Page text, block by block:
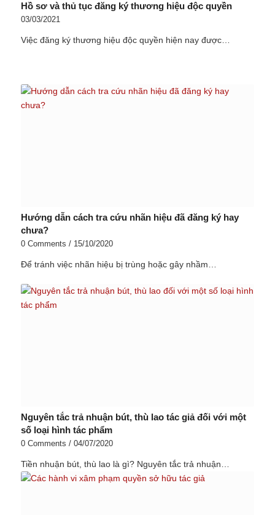
Hồ sơ và thủ tục đăng ký thương hiệu độc quyền
03/03/2021
Việc đăng ký thương hiệu độc quyền hiện nay được…
Hướng dẫn cách tra cứu nhãn hiệu đã đăng ký hay
chưa?
0 Comments / 15/10/2020
Để tránh việc nhãn hiệu bị trùng hoặc gây nhầm…
Nguyên tắc trả nhuận bút, thù lao tác giả đối với một
số loại hình tác phẩm
0 Comments / 04/07/2020
Tiền nhuận bút, thù lao là gì? Nguyên tắc trả nhuận…